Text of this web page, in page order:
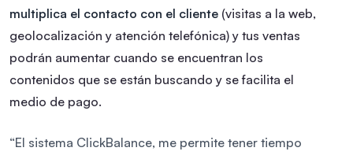
multiplica el contacto con el cliente (visitas a la web,
geolocalización y atención telefónica) y tus ventas
podrán aumentar cuando se encuentran los
contenidos que se están buscando y se facilita el
medio de pago.
“El sistema ClickBalance, me permite tener tiempo